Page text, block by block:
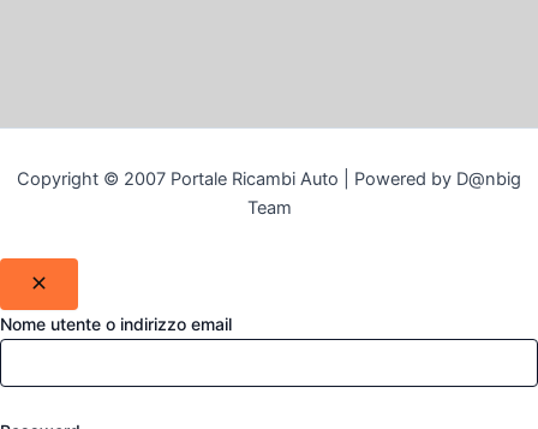
Copyright © 2007 Portale Ricambi Auto | Powered by D@nbig
Team
Nome utente o indirizzo email